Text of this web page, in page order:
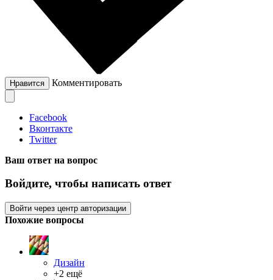
Нравится Комментировать
Facebook
Вконтакте
Twitter
Ваш ответ на вопрос
Войдите, чтобы написать ответ
Войти через центр авторизации
Похожие вопросы
Дизайн
+2 ещё